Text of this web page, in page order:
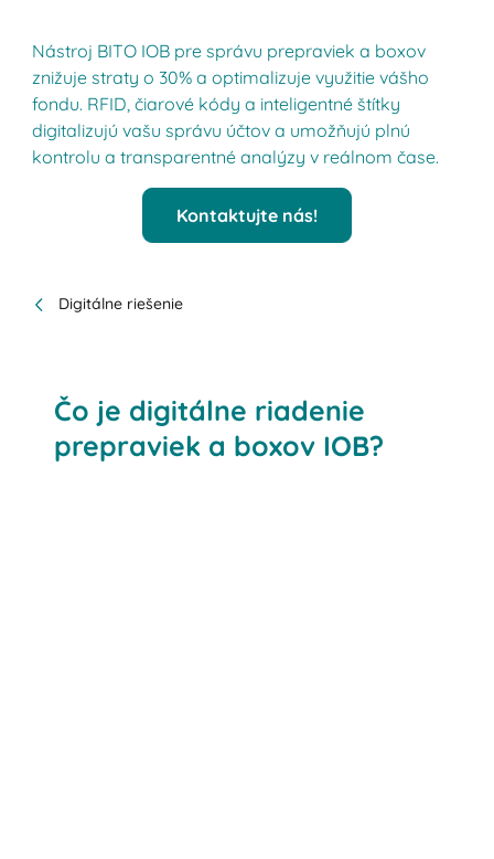
Nástroj BITO IOB pre správu prepraviek a boxov
znižuje straty o 30% a optimalizuje využitie vášho
fondu. RFID, čiarové kódy a inteligentné štítky
digitalizujú vašu správu účtov a umožňujú plnú
kontrolu a transparentné analýzy v reálnom čase.
Kontaktujte nás!
Digitálne riešenie
Čo je digitálne riadenie
prepraviek a boxov IOB?